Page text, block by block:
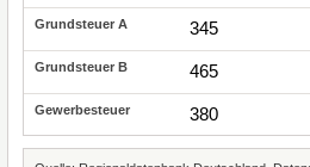
345
465
380